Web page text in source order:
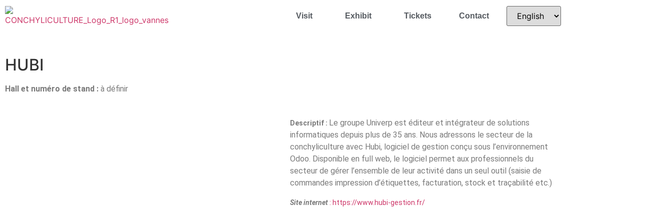
Visit Exhibit Tickets Contact
HUBI
Hall et numéro de stand : à définir
Descriptif : Le groupe Univerp est éditeur et intégrateur de solutions
informatiques depuis plus de 35 ans. Nous adressons le secteur de la
conchyliculture avec Hubi, logiciel de gestion conçu sous l’environnement
Odoo. Disponible en full web, le logiciel permet aux professionnels du
secteur de gérer l’ensemble de leur activité dans un seul outil (saisie de
commandes impression d’étiquettes, facturation, stock et traçabilité etc.)
Site internet : https://www.hubi-gestion.fr/